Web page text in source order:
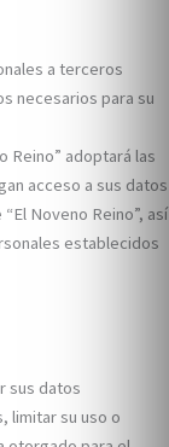
a terceros
necesarios para su
Reino” adoptará las
acceso a sus datos
Noveno Reino”, así
establecidos
sus datos
limitar su uso o